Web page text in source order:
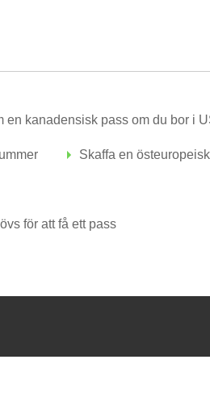
en kanadensisk pass om du bor i
Skaffa en
för att få ett pass